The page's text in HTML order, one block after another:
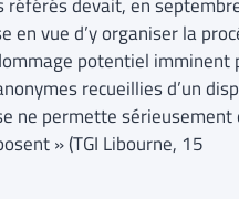
vue d’y organiser la
potentiel imminent
recueillies d’un
ne permette sérieusement
» (TGI Libourne, 15